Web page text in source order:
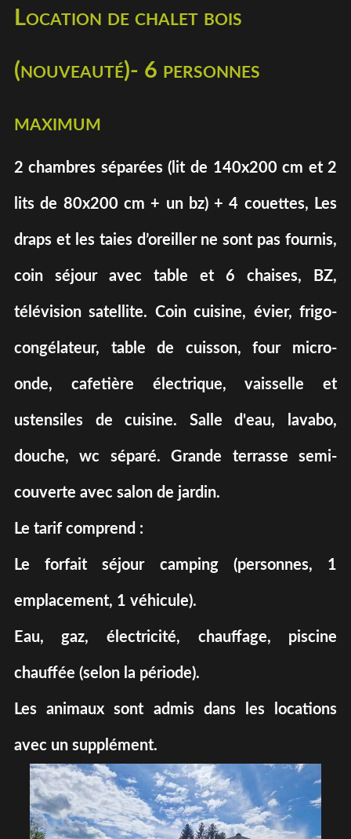
Location de chalet bois
(nouveauté)- 6 personnes
maximum
2 chambres séparées (lit de 140x200 cm et 2
lits de 80x200 cm + un bz) + 4 couettes, Les
draps et les taies d’oreiller ne sont pas fournis,
coin séjour avec table et 6 chaises, BZ,
télévision satellite. Coin cuisine, évier, frigo-
congélateur, table de cuisson, four micro-
onde, cafetière électrique, vaisselle et
ustensiles de cuisine. Salle d'eau, lavabo,
douche, wc séparé. Grande terrasse semi-
couverte avec salon de jardin.
Le tarif comprend :
Le forfait séjour camping (personnes, 1
emplacement, 1 véhicule).
Eau, gaz, électricité, chauffage, piscine
chauffée (selon la période).
Les animaux sont admis dans les locations
avec un supplément.